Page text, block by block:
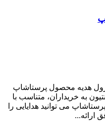
هدیه محصول پرستاشاپ
به خریداران، متناسب با
می توانید هدایایی را
ارائه...